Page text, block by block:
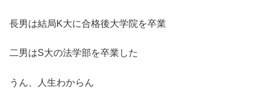
長男は結局K大に合格後大学院を卒業
二男はS大の法学部を卒業した
うん、人生わからん